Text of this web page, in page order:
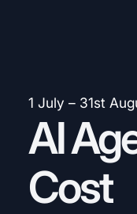
1 July – 31st
AI
Cost